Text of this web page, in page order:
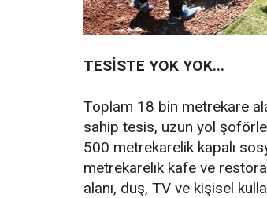
TESİSTE YOK YOK...
Toplam 18 bin metrekare
sahip tesis, uzun yol
500 metrekarelik kapalı
metrekarelik kafe ve
alanı, duş, TV ve kişisel